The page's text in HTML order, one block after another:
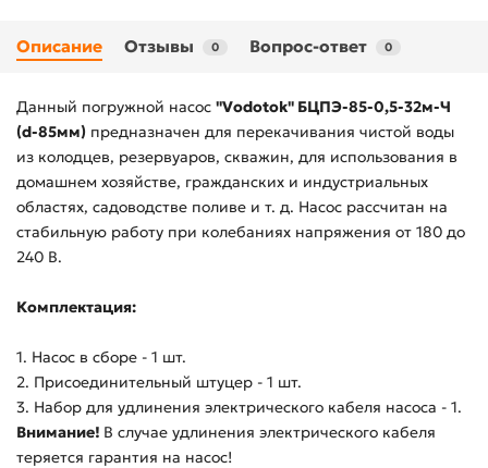
Описание Отзывы 0 Вопрос-ответ 0
Данный погружной насос "Vodotok" БЦПЭ-85-0,5-32м-Ч
(d-85мм) предназначен для перекачивания чистой воды
из колодцев, резервуаров, скважин, для использования в
домашнем хозяйстве, гражданских и индустриальных
областях, садоводстве поливе и т. д. Насос рассчитан на
стабильную работу при колебаниях напряжения от 180 до
240 В.
Комплектация:
1. Насос в сборе - 1 шт.
2. Присоединительный штуцер - 1 шт.
3. Набор для удлинения электрического кабеля насоса - 1.
Внимание! В случае удлинения электрического кабеля
теряется гарантия на насос!